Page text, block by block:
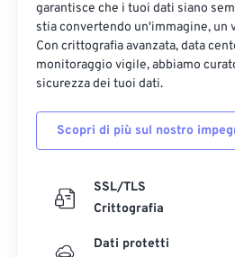
garantisce che i tuoi dati siano
stia convertendo un'immagine, un
Con crittografia avanzata, data
monitoraggio vigile, abbiamo
sicurezza dei tuoi dati.
Scopri di più sul nostro
SSL/TLS
Crittografia
Dati protetti